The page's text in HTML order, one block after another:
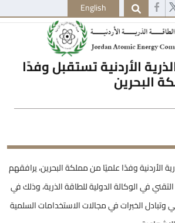
English
الأردنية تستقبل وفدًا
البحرين
الأردنية وفدًا علميًا من مملكة البحرين، يرافقهم
في الوكالة الدولية للطاقة الذرية، وذلك في
وتبادل الخبرات في مجالات الاستخدامات السلمية